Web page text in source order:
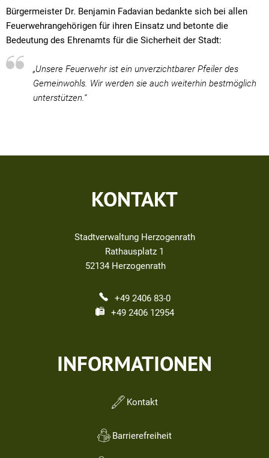
Bürgermeister Dr. Benjamin Fadavian bedankte sich bei allen
Feuerwehrangehörigen für ihren Einsatz und betonte die
Bedeutung des Ehrenamts für die Sicherheit der Stadt:
„Unsere Feuerwehr ist ein unverzichtbarer Pfeiler des
Gemeinwohls. Wir werden sie auch weiterhin bestmöglich
unterstützen.“
KONTAKT
Stadtverwaltung Herzogenrath
Rathausplatz 1
52134 Herzogenrath
+49 2406 83-0
+49 2406 12954
INFORMATIONEN
Kontakt
Barrierefreiheit